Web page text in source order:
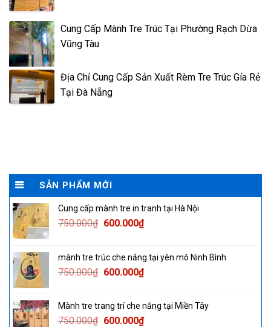
Cung Cấp Mành Tre Trúc Tại Phường Rạch Dừa
Vũng Tàu
Địa Chỉ Cung Cấp Sản Xuất Rèm Tre Trúc Gía Rẻ
Tại Đà Nẵng
SẢN PHẨM MỚI
Cung cấp mành tre in tranh tại Hà Nội
750.000₫ Original
750.000₫.
600.000₫Current
600.000₫.
mành tre trúc che nắng tại yên mô Ninh Bình
750.000₫ Original
750.000₫.
600.000₫Current
600.000₫.
Mành tre trang trí che nắng tại Miền Tây
750.000₫ Original
600.000₫Current